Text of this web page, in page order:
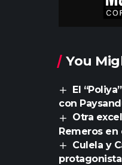
You
El
con
Otra
Remeros
Culela y